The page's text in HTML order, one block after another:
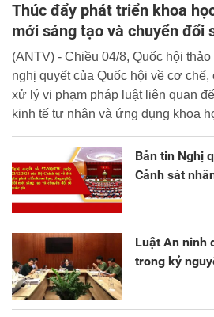
Thúc đẩy phát triển khoa
mới sáng tạo và chuyển đổi
(ANTV) - Chiều 04/8, Quốc hội
nghị quyết của Quốc hội về cơ
xử lý vi phạm pháp luật liên quan
kinh tế tư nhân và ứng dụng khoa
Bản tin Nghị
Cảnh sát
Luật An ninh
trong kỷ